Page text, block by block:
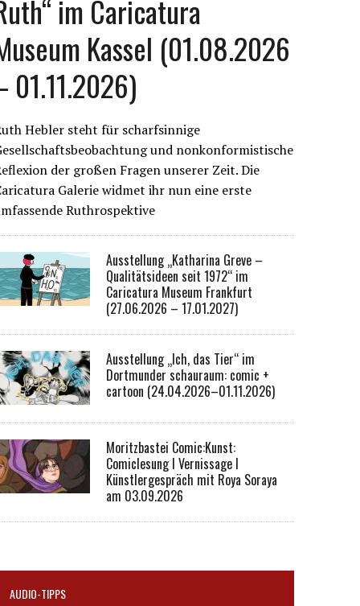
im Caricatura
Kassel (01.08.2026
01.11.2026)
Hebler steht für scharfsinnige
und nonkonformistische
der großen Fragen unserer Zeit. Die
Galerie widmet ihr nun eine erste
Ruthrospektive
Ausstellung „Katharina Greve –
Qualitätsideen seit 1972“ im
Caricatura Museum Frankfurt
(27.06.2026 – 17.01.2027)
Ausstellung „Ich, das Tier“ im
Dortmunder schauraum: comic +
cartoon (24.04.2026–01.11.2026)
Moritzbastei Comic:Kunst:
Comiclesung I Vernissage I
Künstlergespräch mit Roya Soraya
am 03.09.2026
AUDIO-TIPPS